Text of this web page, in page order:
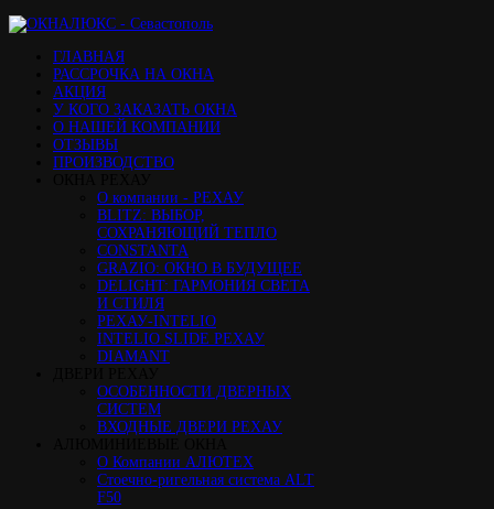
ГЛАВНАЯ
РАССРОЧКА НА ОКНА
АКЦИЯ
У КОГО ЗАКАЗАТЬ ОКНА
О НАШЕЙ КОМПАНИИ
ОТЗЫВЫ
ПРОИЗВОДСТВО
О компании - РЕХАУ
BLITZ: ВЫБОР,
СОХРАНЯЮЩИЙ ТЕПЛО
CONSTANTA
GRAZIO: ОКНО В БУДУЩЕЕ
DELIGHT: ГАРМОНИЯ СВЕТА
И СТИЛЯ
РЕХАУ-INTELIO
INTELIO SLIDE РЕХАУ
DIAMANT
ОСОБЕННОСТИ ДВЕРНЫХ
СИСТЕМ
ВХОДНЫЕ ДВЕРИ РЕХАУ
О Компании АЛЮТЕХ
Стоечно-ригельная система ALT
F50